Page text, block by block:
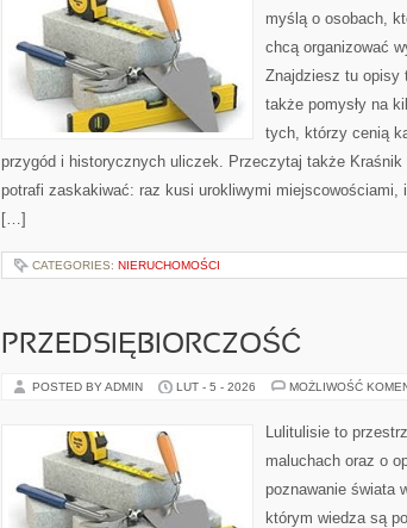
myślą o osobach,
chcą organizować
Znajdziesz tu opisy
także pomysły na
tych, którzy cenią
przygód i historycznych uliczek. Przeczytaj także
potrafi zaskakiwać: raz kusi urokliwymi miejscowościami,
[…]
CATEGORIES: NIERUCHOMOŚCI
PRZEDSIĘBIORCZOŚĆ
POSTED BY ADMIN LUT - 5 - 2026 MOŻLIWOŚĆ
Lulitulisie to
maluchach oraz o
poznawanie świata
którym wiedza są